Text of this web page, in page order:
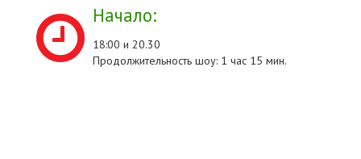
Начало:
18:00 и 20.30
Продолжительность шоу: 1 час 15 мин.